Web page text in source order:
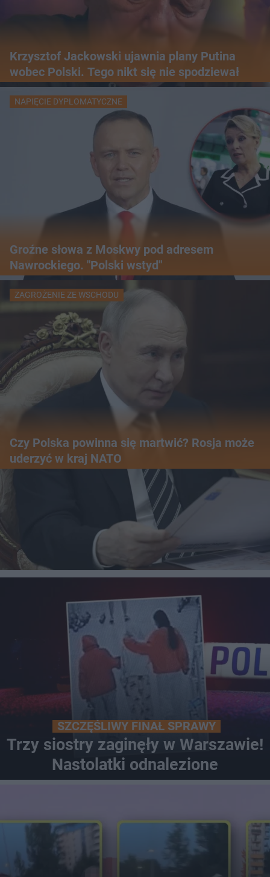
Krzysztof Jackowski ujawnia plany Putina
wobec Polski. Tego nikt się nie spodziewał
NAPIĘCIE DYPLOMATYCZNE
Groźne słowa z Moskwy pod adresem
Nawrockiego. "Polski wstyd"
ZAGROŻENIE ZE WSCHODU
Czy Polska powinna się martwić? Rosja może
uderzyć w kraj NATO
WIĘCEJ
LOKALNE
WARSZAWA POZNAŃ ŚLĄSK TRÓJMIASTO
SZCZĘŚLIWY FINAŁ SPRAWY
Trzy siostry zaginęły w Warszawie!
Nastolatki odnalezione